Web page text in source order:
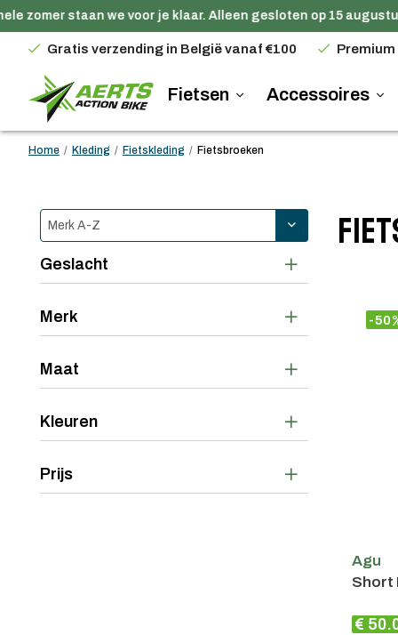
zomer staan we voor je klaar. Alleen gesloten op 15 augustus.
Gratis verzending in België vanaf €100 Premium
Fietsen Accessoires
Home / Kleding / Fietskleding / Fietsbroeken
Geslacht
Merk
Maat
Kleuren
Prijs
Agu
Short
€
-50